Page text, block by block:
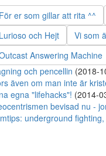
er som gillar att rita ^^
och Hejt
Vi som
Answering Machine
och pencellin (2018-
även om man inte är
egna "lifehacks"! (2014-
bevisad nu -
underground